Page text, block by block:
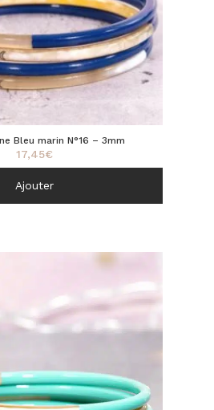
Bleu marin N°16 – 3mm
17,45€
Ajouter